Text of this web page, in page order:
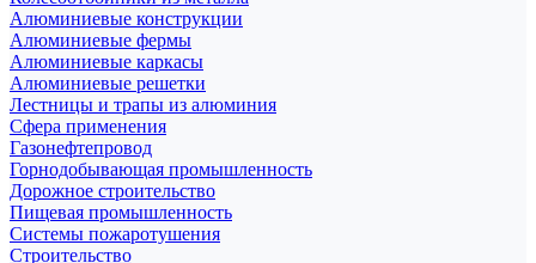
Алюминиевые конструкции
Алюминиевые фермы
Алюминиевые каркасы
Алюминиевые решетки
Лестницы и трапы из алюминия
Сфера применения
Газонефтепровод
Горнодобывающая промышленность
Дорожное строительство
Пищевая промышленность
Системы пожаротушения
Строительство